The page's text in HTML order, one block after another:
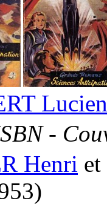
Lucien
-
Henri et